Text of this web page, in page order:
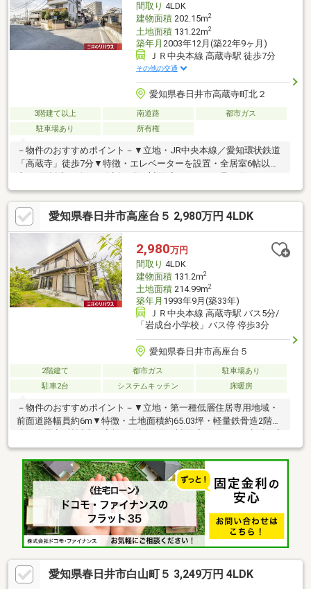
間取り 4LDK
建物面積202.15m2
土地面積131.22m2
築年月 2003年12月(築22年9ヶ月)
ＪＲ中央本線 高蔵寺駅 徒歩7分
その他の交通
愛知県春日井市高蔵寺町北２
3階建て以上 南道路
都市ガス
駐車場あり
所有権
－物件のおすすめポイント－▼立地・JR中央本線／愛知環状鉄道
「高蔵寺」徒歩7分▼特徴・エレベーターを設置・全居室6帖以
つろげる和室2間有・WIC3カ所など、各洋室・和室に収納有・各
階にトイレを配置・2・3階は南・東向きのベランダ付・ビルトイ
ンガレージ2台分有(電動シャッター付／車種による)▼周辺環境・
Aコープ高蔵寺 徒歩9分(約650m)・ローソン名古屋徳洲会病院店
徒歩6分(約450m)■ ご希望の住まい探しをお手伝いします
━━━━━・・・物件の詳細・ご相談はお気軽にお問い合わせく
ださい。
愛知県春日井市高座台５ 2,980万円 4LDK
2,980万円
間取り 4LDK
建物面積131.2m2
土地面積214.99m2
築年月 1993年9月(築33年)
ＪＲ中央本線 高蔵寺駅 バス5分/
「岩成台小学校」バス停 停歩3分
愛知県春日井市高座台５
2階建て 都市ガス
駐車場あり
駐車2台
システムキッチン 床暖房
－物件のおすすめポイント－▼立地・第一種低層住居専用地域・
前面道路幅員約6m▼特徴・土地面積約65.03坪・軽量鉄骨造2階
事動線に配慮された2WAY洗面室・全居室や玄関に収納有・お庭ス
ペース有・駐車2台可(車庫1台・駐車スペース1台／車種によ
る)▼2016年10月室内リフォーム履歴【交換】キッチン、浴室、
トイレ、給湯器 等【取付】床暖房、ホームシアターシステム【そ
の他】間取り変更(LD)■ ご希望の住まい探しをお手伝いします
━━━━━・・・物件の詳細・ご相談はお気軽にお問い合わせく
ださい。
愛知県春日井市白山町５ 3,249万円 4LDK